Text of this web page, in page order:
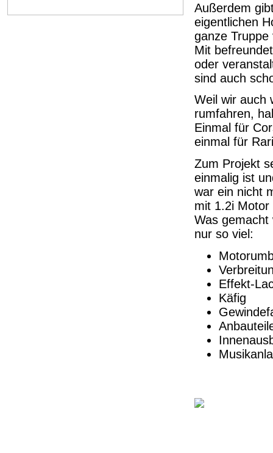
Außerdem
eigentlichen
ganze
Mit
oder
sind auch
Weil wir auch
rumfahren,
Einmal für
einmal für
Zum Projekt
einmalig ist
war ein nicht
mit 1.2i Motor
Was gemacht
nur so viel:
Effekt-
Käfig